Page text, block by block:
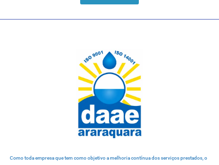
Como toda empresa que tem como objetivo a melhoria contínua dos serviços prestados, o